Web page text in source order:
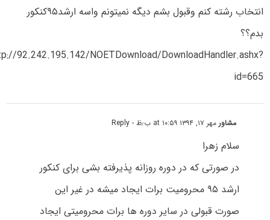
انتخاب رشته کنم وقبول بشم دیگه نمیتونم واسه ارشد۹۵کنکور
بدم؟؟
92.242.195.142/NOETDownload/DownloadHandler.ashx?
id=665
مشاورمهر ۱۷, ۱۳۹۴ at ۱۰:۵۹ ب٫ظ - Reply
سلام زهرا
در صورتی که در دوره روزانه پذیرفته بشی برای کنکور
ارشد ۹۵ محرومیت برات ایجاد میشه در غیر این
صورت قبولی در سایر دوره ها برات محرومیتی ایجاد